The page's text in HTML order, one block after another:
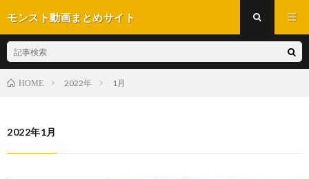
モンスト動画まとめサイト
HOME 2022年 1月
2022年1月